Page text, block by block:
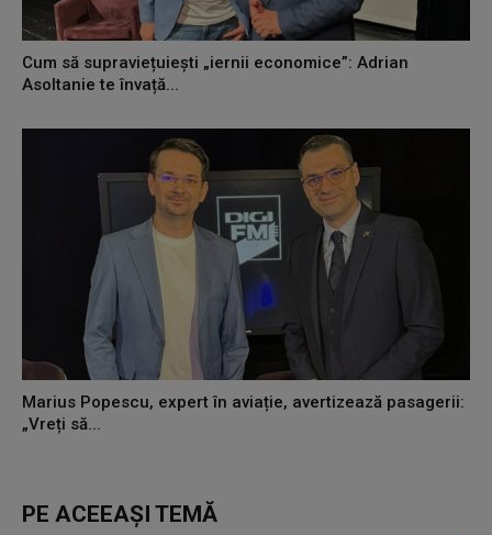
Cum să supraviețuiești „iernii economice”: Adrian
Asoltanie te învață...
Marius Popescu, expert în aviație, avertizează pasagerii:
„Vreți să...
PE ACEEAȘI TEMĂ